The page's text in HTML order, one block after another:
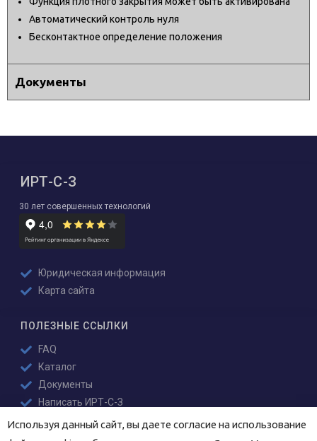
Автоматический контроль нуля
Бесконтактное определение положения
Документы
ИРТ-С-З
30 лет совершенных технологий
Юридическая информация
Карта сайта
ПОЛЕЗНЫЕ ССЫЛКИ
FAQ
Каталог
Документы
Написать ИРТ-С-З
СОЦИАЛЬНЫЕ СЕТИ
Используя данный сайт, вы даете согласие на использование